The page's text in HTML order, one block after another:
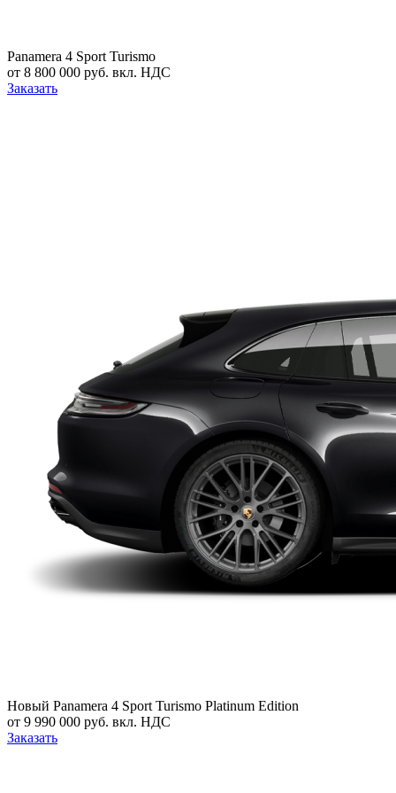
Panamera 4 Sport Turismo
от 8 800 000 руб. вкл. НДС
Заказать
Новый Panamera 4 Sport Turismo Platinum Edition
от 9 990 000 руб. вкл. НДС
Заказать